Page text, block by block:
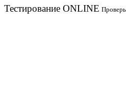
Тестирование ONLINE